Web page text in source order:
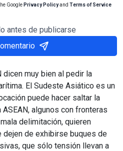
Google Privacy Policyand Terms of Service
antes de publicarse
muy bien al pedir la
El Sudeste Asiático es un
puede hacer saltar la
algunos con fronteras
delimitación, quieren
dejen de exhibirse buques de
que sólo tensión llevan a